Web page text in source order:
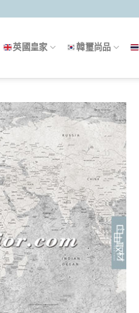
英國皇家 韓璽尚品